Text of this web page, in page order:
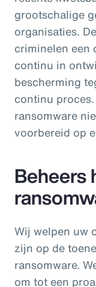
grootschalige
organisaties.
criminelen een
continu in
bescherming
continu
ransomware
voorbereid op
Beheers
Wij welpen uw
zijn op de
ransomware.
om tot een